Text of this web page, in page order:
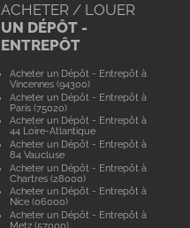
ACHETER / LOUER
UN DÉPÔT -
ENTREPÔT
Acheter un Dépôt - Entrepôt à
Vincennes (94300)
Acheter un Dépôt - Entrepôt à
Paris (75020)
Acheter un Dépôt - Entrepôt à
44 Loire-Atlantique
Acheter un Dépôt - Entrepôt à
84 Vaucluse
Acheter un Dépôt - Entrepôt à
Chartres (28000)
Acheter un Dépôt - Entrepôt à
Nice (06000)
Acheter un Dépôt - Entrepôt à
Metz (57000)